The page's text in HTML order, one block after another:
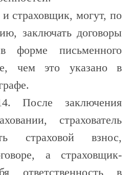
могут, по
заключать договоры
форме письменного
чем это указано в
заключения
страхователь
страховой взнос,
а страховщик-
ответственность в